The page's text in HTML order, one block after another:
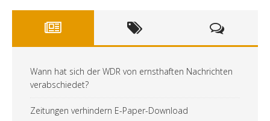
Wann hat sich der WDR von ernsthaften Nachrichten
verabschiedet?
Zeitungen verhindern E-Paper-Download